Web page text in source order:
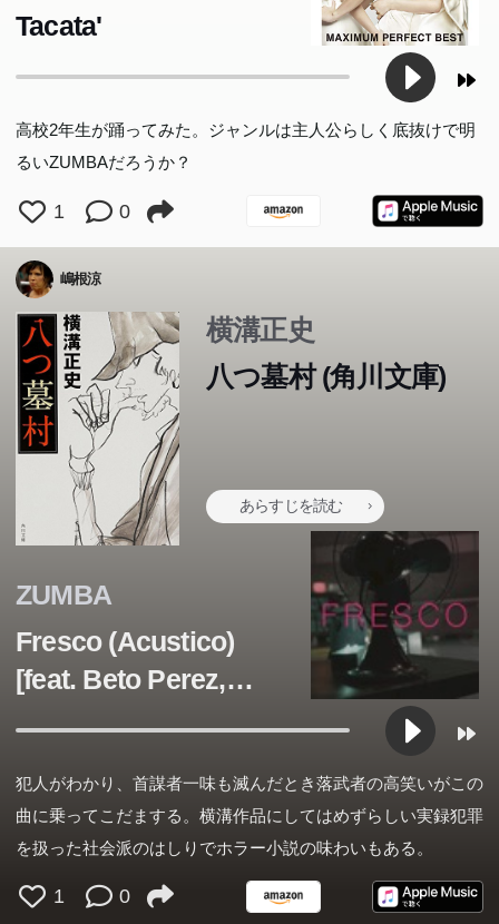
高2男子、モニター越しにきらめく春夏秋冬...気鋭の文藝
系青春小説。
Tacata'
高校2年生が踊ってみた。ジャンルは主人公らしく底抜けで明
るいZUMBAだろうか？
1 0
嶋根涼
横溝正史
八つ墓村 (角川文庫)
あらすじを読む
戦国の頃、三千両の黄金を携えた八人の武者がこの村に落
その後、不祥の怪異があい次ぎ、以来この村は“八つ墓
村”と呼ばれるようになったという——。大正×年、落人襲
撃の首謀者田治見庄左衛門の子孫、要蔵が突然発狂、三十
謎の連続殺人事件が再びこの村を襲った......。現代ホラー
小説の原点ともいうべき、シリーズ最高傑作!!
ZUMBA
Fresco (Acustico)
[feat. Beto Perez,
犯人がわかり、首謀者一味も滅んだとき落武者の高笑いがこの
曲に乗ってこだまする。横溝作品にしてはめずらしい実録犯罪
を扱った社会派のはしりでホラー小説の味わいもある。
1 0